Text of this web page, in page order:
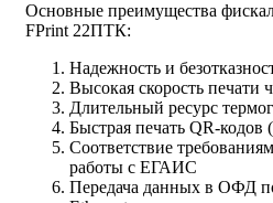
Основные преимущества
FPrint 22ПТК:
Надежность и
Высокая скорость печати
Длительный ресурс
Быстрая печать QR-кодов
Соответствие
работы с ЕГАИС
Передача данных в ОФД